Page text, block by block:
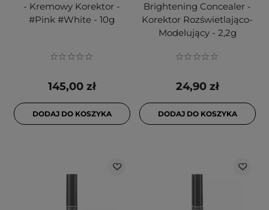
- Kremowy Korektor -
#Pink #White - 10g
145,00 zł
DODAJ DO KOSZYKA
Brightening Concealer -
Korektor Rozświetlająco-
Modelujący - 2,2g
24,90 zł
DODAJ DO KOSZYKA